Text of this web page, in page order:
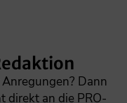
Dann
direkt an die PRO-